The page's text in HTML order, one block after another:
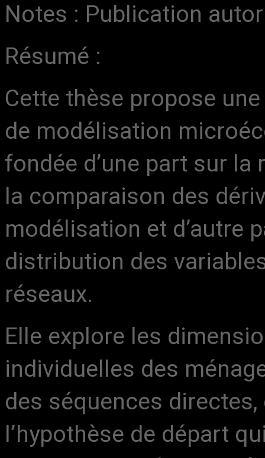
Notes : Publication
Résumé :
Cette thèse propose
de modélisation
fondée d’une part sur
la comparaison des
modélisation et d’autre
distribution des
réseaux.
Elle explore les
individuelles des
des séquences
l’hypothèse de départ